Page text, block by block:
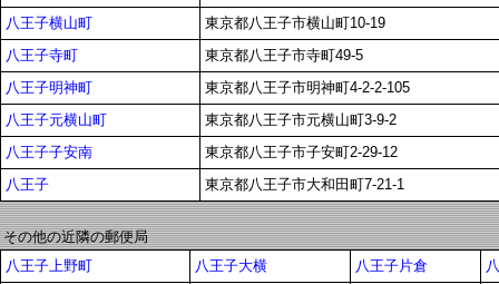
八王子横山町
東京都八王子市横山町10-19
八王子寺町
東京都八王子市寺町49-5
八王子明神町
東京都八王子市明神町4-2-2-105
八王子元横山町
東京都八王子市元横山町3-9-2
八王子子安南
東京都八王子市子安町2-29-12
八王子
東京都八王子市大和田町7-21-1
その他の近隣の郵便局
八王子上野町
八王子大横 八王子片倉